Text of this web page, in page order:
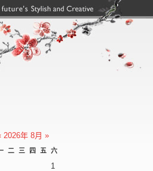
重域名,南昌网站建设
2026年 8月 »
二 三 四 五 六
1